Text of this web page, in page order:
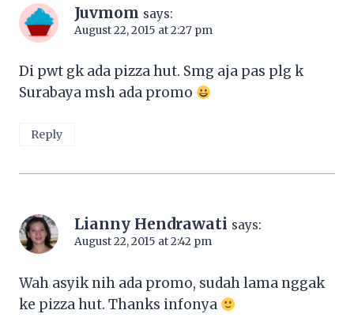
Juvmom says:
August 22, 2015 at 2:27 pm
Di pwt gk ada pizza hut. Smg aja pas plg k
Surabaya msh ada promo
Reply
Lianny Hendrawati says:
August 22, 2015 at 2:42 pm
Wah asyik nih ada promo, sudah lama nggak
ke pizza hut. Thanks infonya